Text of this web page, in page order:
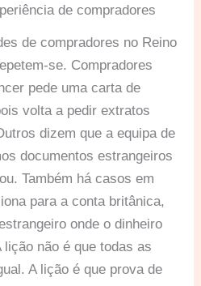
de compradores
de compradores no Reino
se. Compradores
pede uma carta de
volta a pedir extratos
dizem que a equipa de
documentos estrangeiros
Também há casos em
para a conta britânica,
onde o dinheiro
não é que todas as
A lição é que prova de